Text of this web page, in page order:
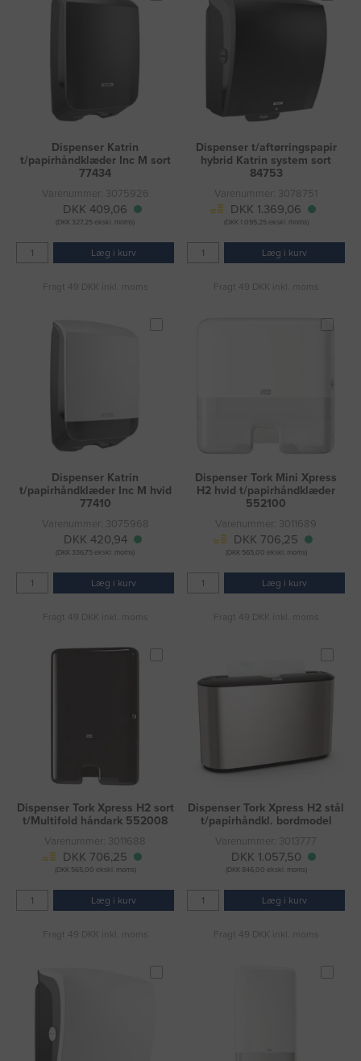
Dispenser Katrin
t/papirhåndklæder Inc M sort
77434
Varenummer: 3075926
DKK 409,06
(DKK 327,25 ekskl. moms)
Læg i kurv
Fragt 49 DKK inkl. moms
Dispenser t/aftørringspapir
hybrid Katrin system sort
84753
Varenummer: 3078751
DKK 1.369,06
(DKK 1.095,25 ekskl. moms)
Læg i kurv
Fragt 49 DKK inkl. moms
Dispenser Katrin
t/papirhåndklæder Inc M hvid
77410
Varenummer: 3075968
DKK 420,94
(DKK 336,75 ekskl. moms)
Læg i kurv
Fragt 49 DKK inkl. moms
Dispenser Tork Mini Xpress
H2 hvid t/papirhåndklæder
552100
Varenummer: 3011689
DKK 706,25
(DKK 565,00 ekskl. moms)
Læg i kurv
Fragt 49 DKK inkl. moms
Dispenser Tork Xpress H2 sort
t/Multifold håndark 552008
Varenummer: 3011688
DKK 706,25
(DKK 565,00 ekskl. moms)
Læg i kurv
Fragt 49 DKK inkl. moms
Dispenser Tork Xpress H2 stål
t/papirhåndkl. bordmodel
Varenummer: 3013777
DKK 1.057,50
(DKK 846,00 ekskl. moms)
Læg i kurv
Fragt 49 DKK inkl. moms